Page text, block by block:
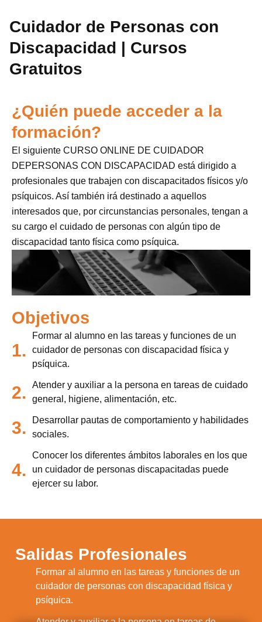
Cuidador de Personas con
Discapacidad | Cursos
Gratuitos
¿Quién puede acceder a la
formación?
El siguiente CURSO ONLINE DE CUIDADOR
DEPERSONAS CON DISCAPACIDAD está dirigido a
profesionales que trabajen con discapacitados físicos y/o
psíquicos. Así también irá destinado a aquellos
interesados que, por circunstancias personales, tengan a
su cargo el cuidado de personas con algún tipo de
discapacidad tanto física como psíquica.
Objetivos
1.
Formar al alumno en las tareas y funciones de un
cuidador de personas con discapacidad física y
psíquica.
2.
Atender y auxiliar a la persona en tareas de cuidado
general, higiene, alimentación, etc.
3.
Desarrollar pautas de comportamiento y habilidades
sociales.
4.
Conocer los diferentes ámbitos laborales en los que
un cuidador de personas discapacitadas puede
ejercer su labor.
Salidas Profesionales
Formar al alumno en las tareas y funciones de un
cuidador de personas con discapacidad física y
psíquica.